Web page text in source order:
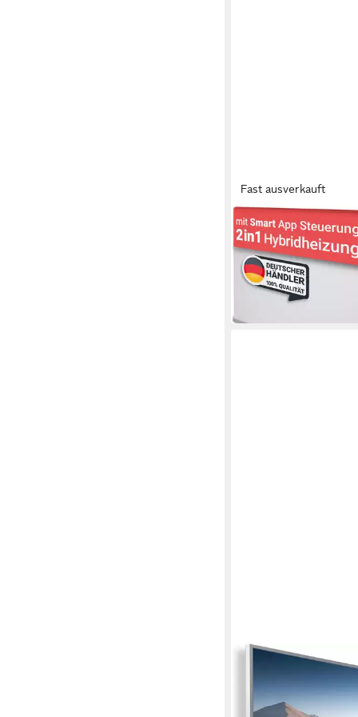
Fast ausverkauft
HEIDENFELD
Infrarotheizung
schnelles &
170,01 € 499,99 €
-66%
KÖNIGHAUS
Infrarotheizung Bild-
Smart
199,90 € UVP 219,90 €